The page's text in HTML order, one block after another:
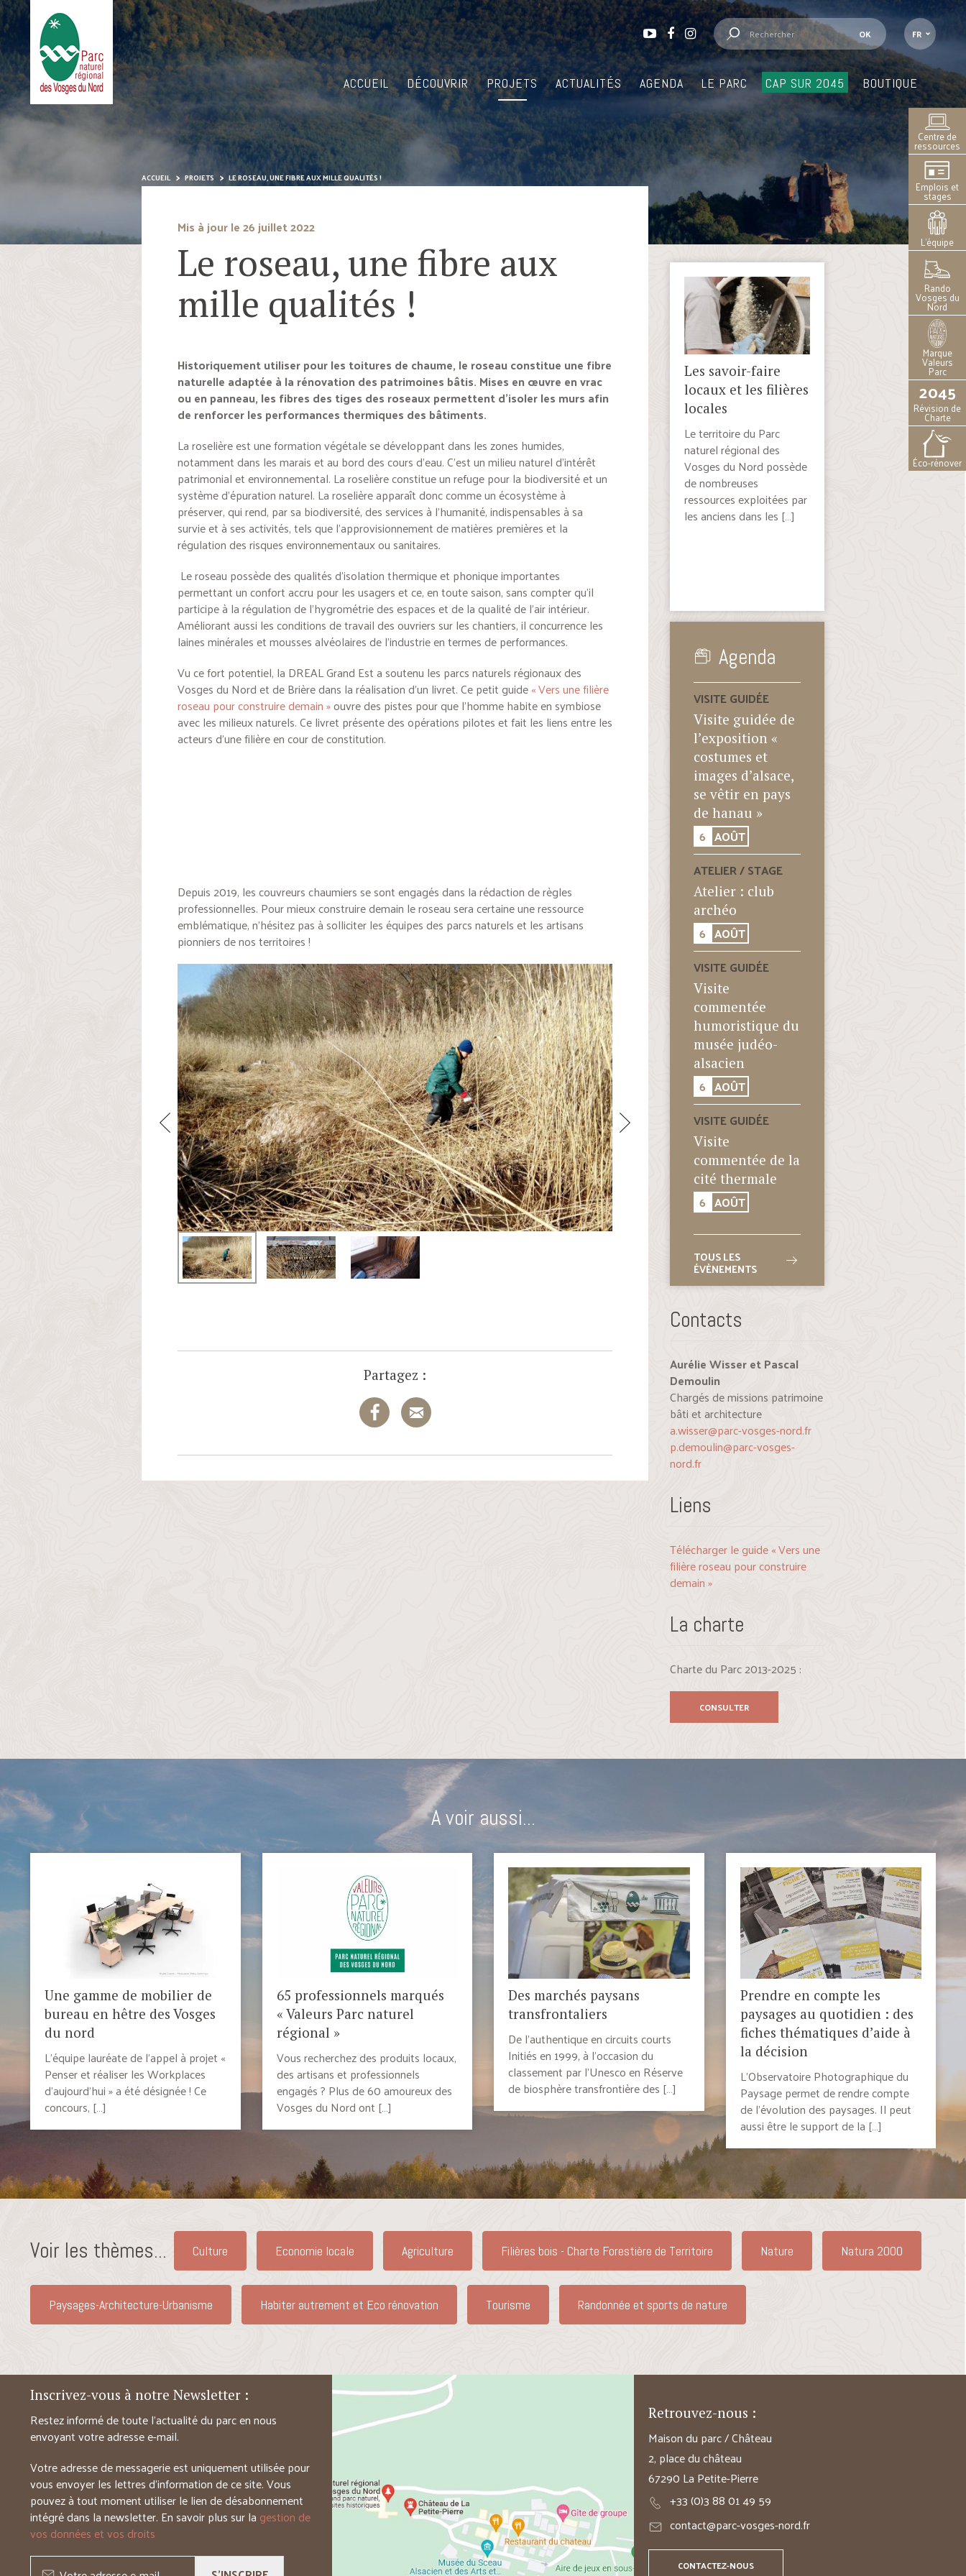
FR
ACCUEIL DÉCOUVRIR PROJETS ACTUALITÉS AGENDA LE PARC CAP SUR 2045 BOUTIQUE
Centre de
ressources
Emplois et
stages
L’équipe
Rando
Vosges du
Nord
Marque
Valeurs
Parc
2045
Révision de
Charte
Éco-rénover
ACCUEIL PROJETS LE ROSEAU, UNE FIBRE AUX MILLE QUALITÉS !
Mis à jour le 26 juillet 2022
Le roseau, une fibre aux
mille qualités !
Historiquement utiliser pour les toitures de chaume, le roseau constitue une fibre
naturelle adaptée à la rénovation des patrimoines bâtis. Mises en œuvre en vrac
ou en panneau, les fibres des tiges des roseaux permettent d’isoler les murs afin
de renforcer les performances thermiques des bâtiments.
La roselière est une formation végétale se développant dans les zones humides,
notamment dans les marais et au bord des cours d’eau. C’est un milieu naturel d’intérêt
patrimonial et environnemental. La roselière constitue un refuge pour la biodiversité et un
système d’épuration naturel. La roselière apparaît donc comme un écosystème à
préserver, qui rend, par sa biodiversité, des services à l’humanité, indispensables à sa
survie et à ses activités, tels que l’approvisionnement de matières premières et la
régulation des risques environnementaux ou sanitaires.
Le roseau possède des qualités d’isolation thermique et phonique importantes
permettant un confort accru pour les usagers et ce, en toute saison, sans compter qu’il
participe à la régulation de l’hygrométrie des espaces et de la qualité de l’air intérieur.
Améliorant aussi les conditions de travail des ouvriers sur les chantiers, il concurrence les
laines minérales et mousses alvéolaires de l’industrie en termes de performances.
Vu ce fort potentiel, la DREAL Grand Est a soutenu les parcs naturels régionaux des
Vosges du Nord et de Brière dans la réalisation d’un livret. Ce petit guide« Vers une filière
roseau pour construire demain »ouvre des pistes pour que l’homme habite en symbiose
avec les milieux naturels. Ce livret présente des opérations pilotes et fait les liens entre les
acteurs d’une filière en cour de constitution.
Depuis 2019, les couvreurs chaumiers se sont engagés dans la rédaction de règles
professionnelles. Pour mieux construire demain le roseau sera certaine une ressource
emblématique, n’hésitez pas à solliciter les équipes des parcs naturels et les artisans
pionniers de nos territoires !
Partagez :
Les savoir-faire
locaux et les filières
locales
Le territoire du Parc
naturel régional des
Vosges du Nord possède
de nombreuses
ressources exploitées par
les anciens dans les […]
Agenda
VISITE GUIDÉE
Visite guidée de
l’exposition «
costumes et
images d’alsace,
se vêtir en pays
de hanau »
6 AOÛT
ATELIER / STAGE
Atelier : club
archéo
6 AOÛT
VISITE GUIDÉE
Visite
commentée
humoristique du
musée judéo-
alsacien
6 AOÛT
VISITE GUIDÉE
Visite
commentée de la
cité thermale
6 AOÛT
TOUS LES
ÉVÈNEMENTS
Contacts
Aurélie Wisser et Pascal
Demoulin
Chargés de missions patrimoine
bâti et architecture
a.wisser@parc-vosges-nord.fr
p.demoulin@parc-vosges-
nord.fr
Liens
Télécharger le guide « Vers une
filière roseau pour construire
demain »
La charte
Charte du Parc 2013-2025 :
CONSULTER
A voir aussi...
Une gamme de mobilier de
bureau en hêtre des Vosges
du nord
L’équipe lauréate de l’appel à projet «
Penser et réaliser les Workplaces
d’aujourd’hui » a été désignée ! Ce
concours, […]
65 professionnels marqués
« Valeurs Parc naturel
régional »
Vous recherchez des produits locaux,
des artisans et professionnels
engagés ? Plus de 60 amoureux des
Vosges du Nord ont […]
Des marchés paysans
transfrontaliers
De l’authentique en circuits courts
Initiés en 1999, à l’occasion du
classement par l’Unesco en Réserve
de biosphère transfrontière des […]
Prendre en compte les
paysages au quotidien : des
fiches thématiques d’aide à
la décision
L’Observatoire Photographique du
Paysage permet de rendre compte
de l’évolution des paysages. Il peut
aussi être le support de la […]
Voir les thèmes... Culture Economie locale Agriculture Filières bois - Charte Forestière de Territoire Nature Natura 2000
Paysages-Architecture-Urbanisme Habiter autrement et Eco rénovation Tourisme Randonnée et sports de nature
Inscrivez-vous à notre Newsletter :
Restez informé de toute l’actualité du parc en nous
envoyant votre adresse e-mail.
Votre adresse de messagerie est uniquement utilisée pour
vous envoyer les lettres d’information de ce site. Vous
pouvez à tout moment utiliser le lien de désabonnement
intégré dans la newsletter. En savoir plus sur la gestion de
vos données et vos droits
Retrouvez-nous :
Maison du parc / Château
2, place du château
67290 La Petite-Pierre
+33 (0)3 88 01 49 59
contact@parc-vosges-nord.fr
CONTACTEZ-NOUS